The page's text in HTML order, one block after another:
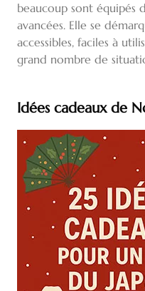
Idées cadeaux de
beaucoup sont équipés
avancées. Elle se
accessibles, faciles à
grand nombre de